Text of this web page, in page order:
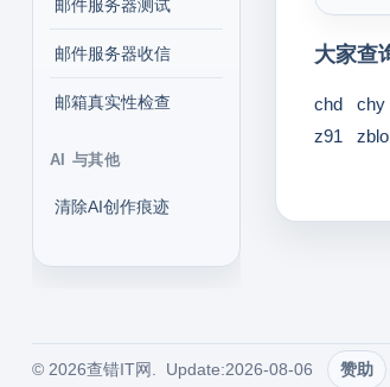
邮件服务器测试
邮件服务器收信
邮箱真实性检查
AI 与其他
清除AI创作痕迹
大家查
chd chy
z91
© 2026查错IT网. Update:2026-08-06 赞助